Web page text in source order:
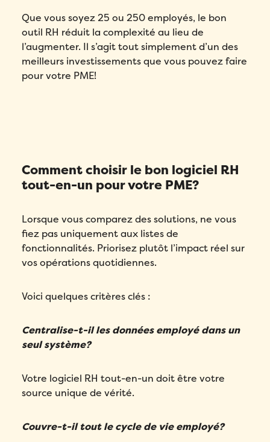
Que vous soyez 25 ou 250 employés, le bon
outil RH réduit la complexité au lieu de
l’augmenter. Il s’agit tout simplement d’un des
meilleurs investissements que vous pouvez faire
pour votre PME!
Comment choisir le bon logiciel RH
tout-en-un pour votre PME?
Lorsque vous comparez des solutions, ne vous
fiez pas uniquement aux listes de
fonctionnalités. Priorisez plutôt l’impact réel sur
vos opérations quotidiennes.
Voici quelques critères clés :
Centralise-t-il les données employé dans un
seul système?
Votre logiciel RH tout-en-un doit être votre
source unique de vérité.
Couvre-t-il tout le cycle de vie employé?